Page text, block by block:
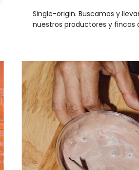
Single-origin. Buscamos y
nuestros productores y